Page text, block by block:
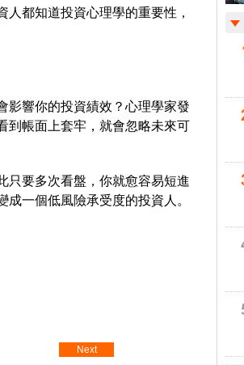
都知道投資心理學的重要性，
影響你的投資績效？心理學家發
到帳面上套牢，就會忽略未來可
只要多次看盤，你就愈容易短進
一個低風險承受度的投資人。
Next